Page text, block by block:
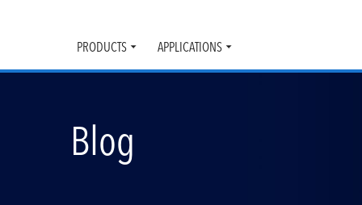
PRODUCTS
Toggle
submenu
APPLICATIONS
submenu
Blog